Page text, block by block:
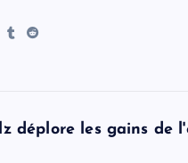
déplore les gains de